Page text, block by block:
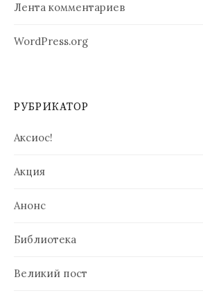
Лента комментариев
WordPress.org
РУБРИКАТОР
Аксиос!
Акция
Анонс
Библиотека
Великий пост